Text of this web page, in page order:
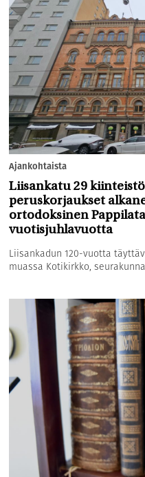
Ajankohtaista
Liisankatu 29
peruskorjaukset
ortodoksinen
vuotisjuhlavuotta
Liisankadun 120-vuotta
muassa Kotikirkko,